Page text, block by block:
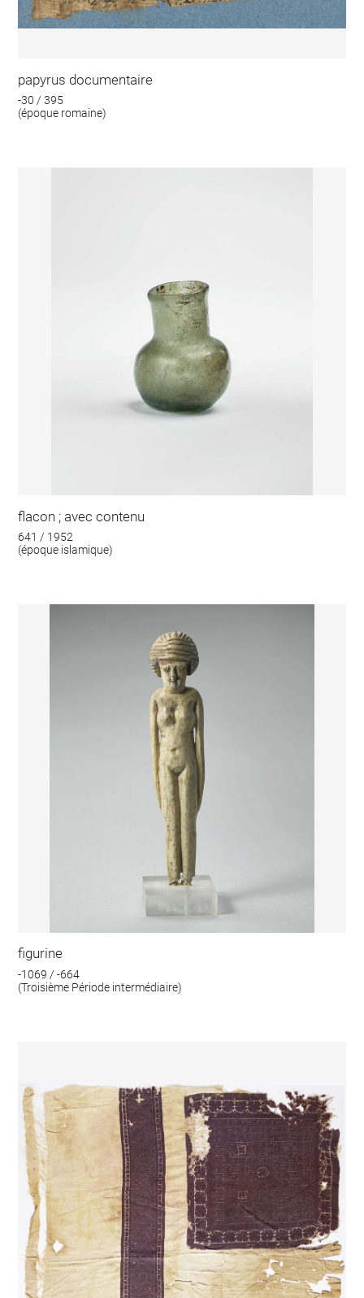
papyrus documentaire
-30 / 395
(époque romaine)
flacon ; avec contenu
641 / 1952
(époque islamique)
figurine
-1069 / -664
(Troisième Période intermédiaire)